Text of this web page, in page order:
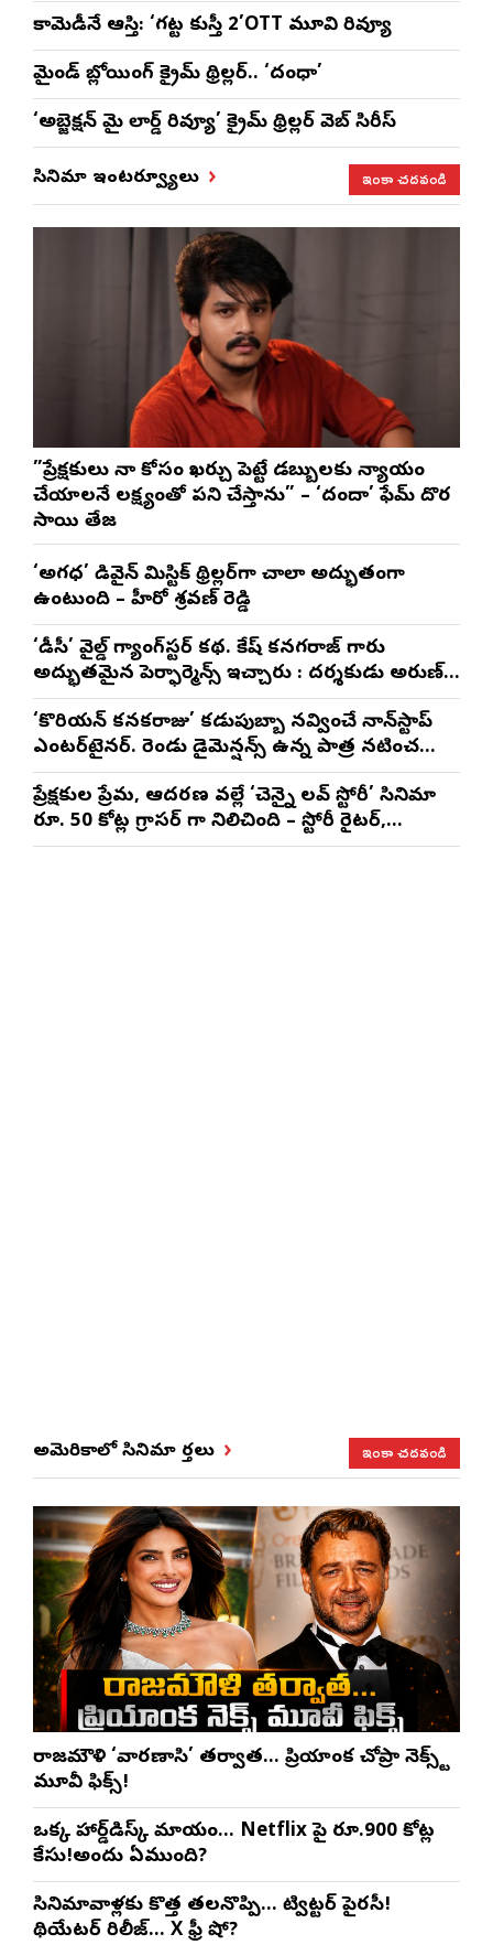
కామెడీనే ఆస్తి: ‘గట్ట కుస్తీ 2’OTT మూవి రివ్యూ
మైండ్ బ్లోయింగ్ క్రైమ్ థ్రిల్లర్.. ‘దంధా’
‘అబ్జెక్ష‌న్ మై లార్డ్ రివ్యూ’ క్రైమ్ థ్రిల్ల‌ర్ వెబ్ సిరీస్
సినిమా ఇంటర్వ్యూలు ఇంకా చదవండి
”ప్రేక్షకులు నా కోసం ఖర్చు పెట్టే డబ్బులకు న్యాయం
చేయాలనే లక్ష్యంతో పని చేస్తాను” – ‘దందా’ ఫేమ్ దొర
సాయి తేజ
‘అగధ’ డివైన్ మిస్టిక్ థ్రిల్లర్‌గా చాలా అద్భుతంగా
ఉంటుంది – హీరో శ్రవణ్ రెడ్డి
‘డీసీ’ వైల్డ్ గ్యాంగ్‌స్టర్ కథ. లోకేష్ కనగరాజ్ గారు
అద్భుతమైన పెర్ఫార్మెన్స్ ఇచ్చారు : దర్శకుడు అరుణ్
మాథేశ్వరన్
‘కొరియన్ కనకరాజు’ కడుపుబ్బా నవ్వించే నాన్‌స్టాప్
ఎంటర్‌టైనర్. రెండు డైమెన్షన్స్ ఉన్న పాత్రలో నటించడం
చాలా సంతృప్తినిచ్చింది : వరుణ్ తేజ్
ప్రేక్షకుల ప్రేమ, ఆదరణ వల్లే ‘చెన్నై లవ్ స్టోరీ’ సినిమా
రూ. 50 కోట్ల గ్రాసర్ గా నిలిచింది – స్టోరీ రైటర్,
ప్రొడ్యూసర్ సాయి రాజేష్
అమెరికాలో సినిమా వార్తలు ఇంకా చదవండి
రాజమౌళి ‘వారణాసి’ తర్వాత… ప్రియాంక చోప్రా నెక్స్ట్
మూవీ ఫిక్స్!
ఒక్క హార్డ్‌డిస్క్ మాయం… Netflix పై రూ.900 కోట్ల
కేసు!అందులో ఏముంది?
సినిమావాళ్లకు కొత్త తలనొప్పి… ట్విట్టర్ పైరసీ!
థియేటర్‌లో రిలీజ్… Xలో ఫ్రీ షో?